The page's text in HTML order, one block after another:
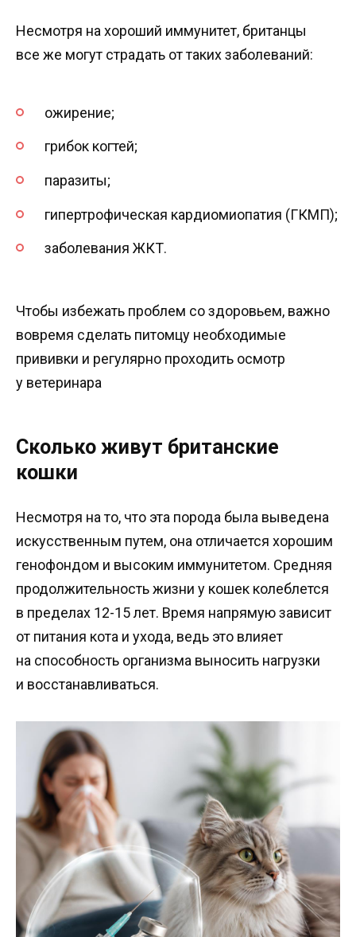
Несмотря на хороший иммунитет, британцы
все же могут страдать от таких заболеваний:
ожирение;
грибок когтей;
паразиты;
гипертрофическая кардиомиопатия (ГКМП);
заболевания ЖКТ.
Чтобы избежать проблем со здоровьем, важно
вовремя сделать питомцу необходимые
прививки и регулярно проходить осмотр
у ветеринара
Сколько живут британские
кошки
Несмотря на то, что эта порода была выведена
искусственным путем, она отличается хорошим
генофондом и высоким иммунитетом. Средняя
продолжительность жизни у кошек колеблется
в пределах 12-15 лет. Время напрямую зависит
от питания кота и ухода, ведь это влияет
на способность организма выносить нагрузки
и восстанавливаться.